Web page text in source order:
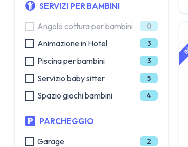
SERVIZI PER BAMBINI
Angolo cottura per bambini
0
Animazione in Hotel 3
Piscina per bambini 3
Servizio baby sitter 5
Spazio giochi bambini 4
PARCHEGGIO
Garage
2